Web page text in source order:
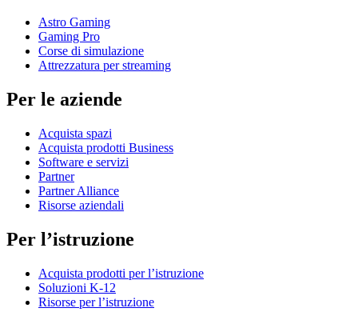
Astro Gaming
Gaming Pro
Corse di simulazione
Attrezzatura per streaming
Per le aziende
Acquista spazi
Acquista prodotti Business
Software e servizi
Partner
Partner Alliance
Risorse aziendali
Per l’istruzione
Acquista prodotti per l’istruzione
Soluzioni K-12
Risorse per l’istruzione